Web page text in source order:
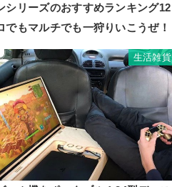
シリーズのおすすめランキング12
でもマルチでも一狩りいこうぜ！
生活雑貨